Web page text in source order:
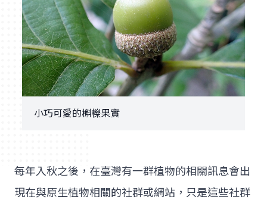
小巧可愛的槲櫟果實
每年入秋之後，在臺灣有一群植物的相關訊息會出
現在與原生植物相關的社群或網站，只是這些社群